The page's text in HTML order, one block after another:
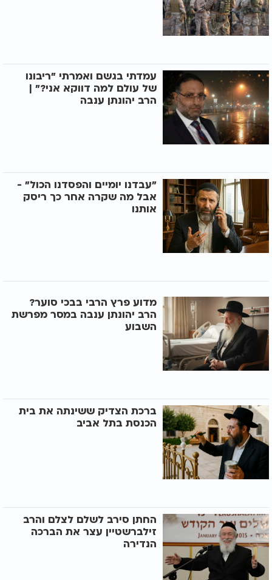
עמדתי בגשם ואמרתי "ריבונו
של עולם למה דווקא אני?" |
הרב יהונתן ענבה
"עבדנו יומיים והפסדנו הכול" -
אבל מה שקרה אחר כך ריסק
אותנו
מדוע פרץ הרבי בבכי סוער?
הרב יהונתן ענבה במסר מפרשת
השבוע
ברכת הצדיק ששינתה את בית
הכנסת בתל אביב
החתן סירב לשלם לצלם והרב
זילברשטיין עצר את הברכה
הנדירה